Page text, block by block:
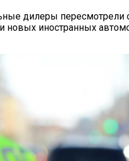
дилеры пересмотрели
новых иностранных